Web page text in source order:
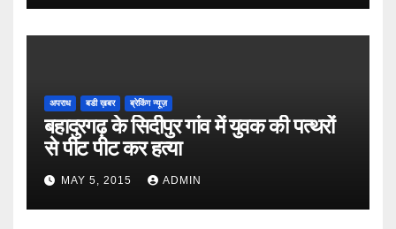
अपराध बडी ख़बर ब्रेकिंग न्यूज़
बहादुरगढ़ के सिदीपुर गांव में युवक की पत्थरों
से पीट पीट कर हत्या
MAY 5, 2015 ADMIN